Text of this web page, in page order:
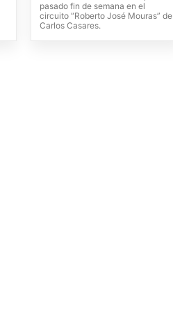
pasado fin de semana en el
circuito “Roberto José Mouras” de
Carlos Casares.